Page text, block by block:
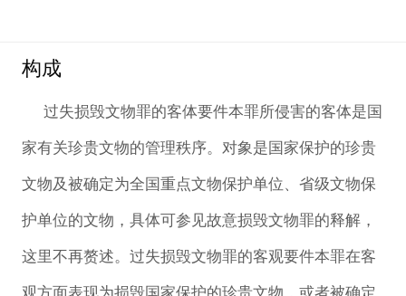
构成
过失损毁文物罪的客体要件本罪所侵害的客体是国
家有关珍贵文物的管理秩序。对象是国家保护的珍贵
文物及被确定为全国重点文物保护单位、省级文物保
护单位的文物，具体可参见故意损毁文物罪的释解，
这里不再赘述。过失损毁文物罪的客观要件本罪在客